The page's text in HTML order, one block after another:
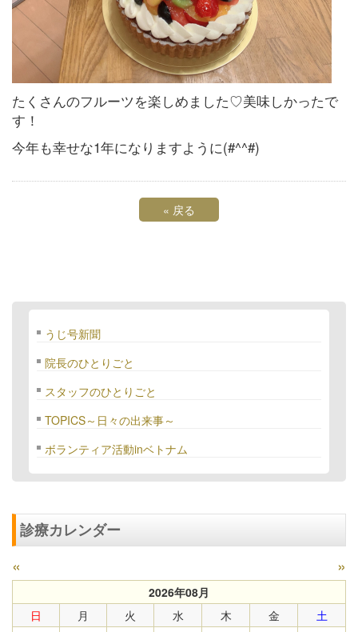
たくさんのフルーツを楽しめました♡美味しかったで
す！
今年も幸せな1年になりますように(#^^#)
« 戻る
うじ号新聞
院長のひとりごと
スタッフのひとりごと
TOPICS～日々の出来事～
ボランティア活動inベトナム
診療カレンダー
« »
2026年08月
日
月 火 水 木 金
土